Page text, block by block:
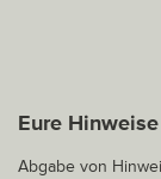
Eure Hinweise
Abgabe von